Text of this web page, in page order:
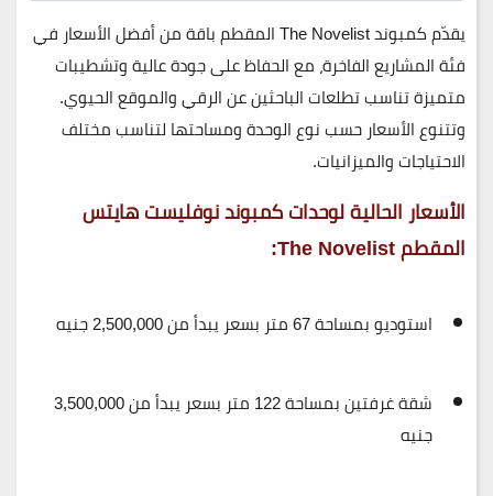
يقدّمكمبوند The Novelist المقطم
باقة من أفضل الأسعار في
فئة المشاريع الفاخرة، مع الحفاظ على جودة عالية وتشطيبات
متميزة تناسب تطلعات الباحثين عن الرقي والموقع الحيوي.
وتتنوع الأسعار حسب نوع الوحدة ومساحتها لتناسب مختلف
الاحتياجات والميزانيات.
الأسعار الحالية لوحداتكمبوند نوفليست هايتس
المقطم
استوديو بمساحة 67 متر بسعر يبدأ من2,500,000 جنيه
شقة غرفتين بمساحة 122 متر بسعر يبدأ من3,500,000
جنيه